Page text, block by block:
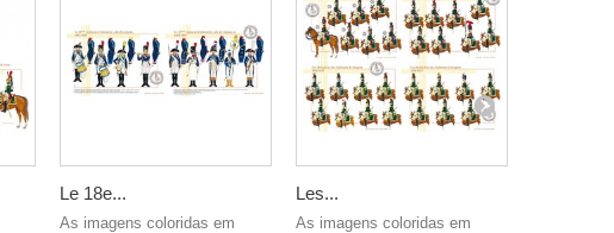
Le 18e...
As imagens coloridas em
Les...
As imagens coloridas em